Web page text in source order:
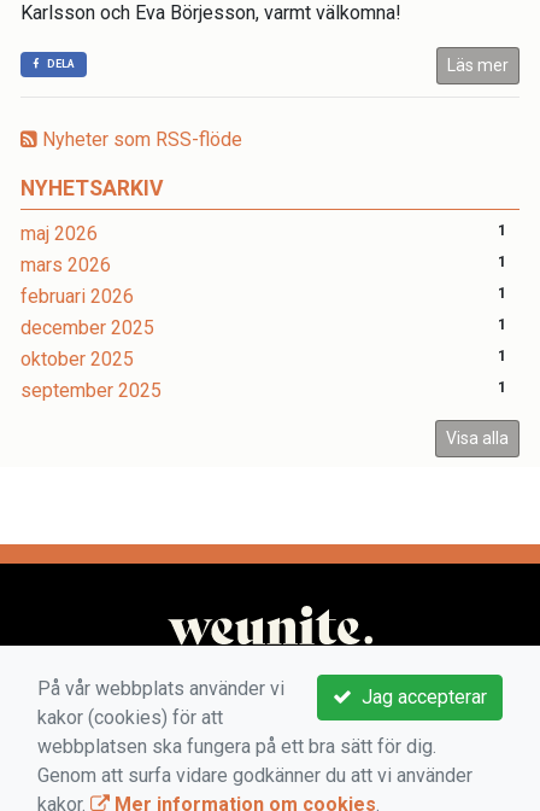
Nyheter som RSS-flöde
NYHETSARKIV
maj 2026 1
mars 2026 1
februari 2026 1
december 2025 1
oktober 2025 1
september 2025 1
Visa alla
Karlsson och Eva Börjesson, varmt välkomna!
DELA Läs mer
Jag accepterar
På vår webbplats använder vi
kakor (cookies) för att
webbplatsen ska fungera på ett bra sätt för dig.
Genom att surfa vidare godkänner du att vi använder
kakor.
Mer information om cookies.